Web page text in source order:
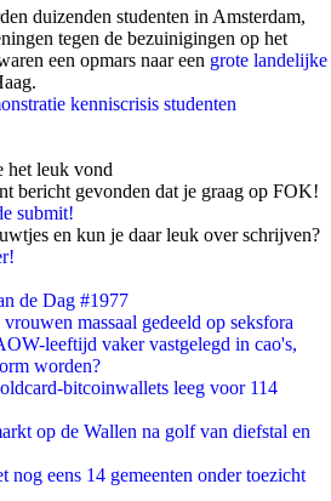
duizenden studenten in Amsterdam,
tegen de bezuinigingen op het
een opmars naar een grote landelijke
kenniscrisis studenten
het leuk vond
bericht gevonden dat je graag op FOK!
submit!
en kun je daar leuk over schrijven?
de Dag #1977
massaal gedeeld op seksfora
leeftijd vaker vastgelegd in cao's,
worden?
bitcoinwallets leeg voor 114
op de Wallen na golf van diefstal en
nog eens 14 gemeenten onder toezicht